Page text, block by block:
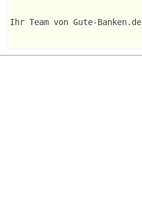
Ihr Team von Gute-Banken.de